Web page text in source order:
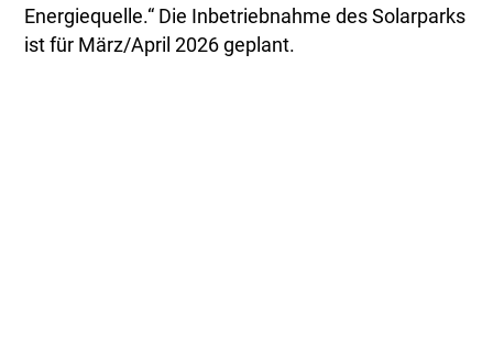
Energiequelle.“ Die Inbetriebnahme des Solarparks
ist für März/April 2026 geplant.